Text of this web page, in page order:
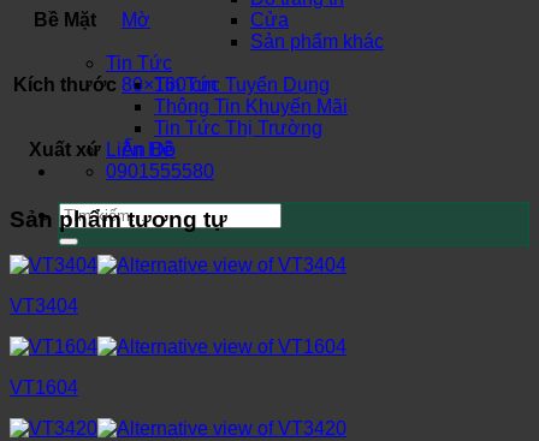
Cửa
Sản phẩm khác
Tin Tức
Tin Tức Tuyển Dụng
Thông Tin Khuyến Mãi
Tin Tức Thị Trường
Liên Hệ
0901555580
Tìm
kiếm:
Bề Mặt Mờ
Kích thước 80×160 cm
Xuất xứ Ấn Độ
Sản phẩm tương tự
VT3404
VT1604